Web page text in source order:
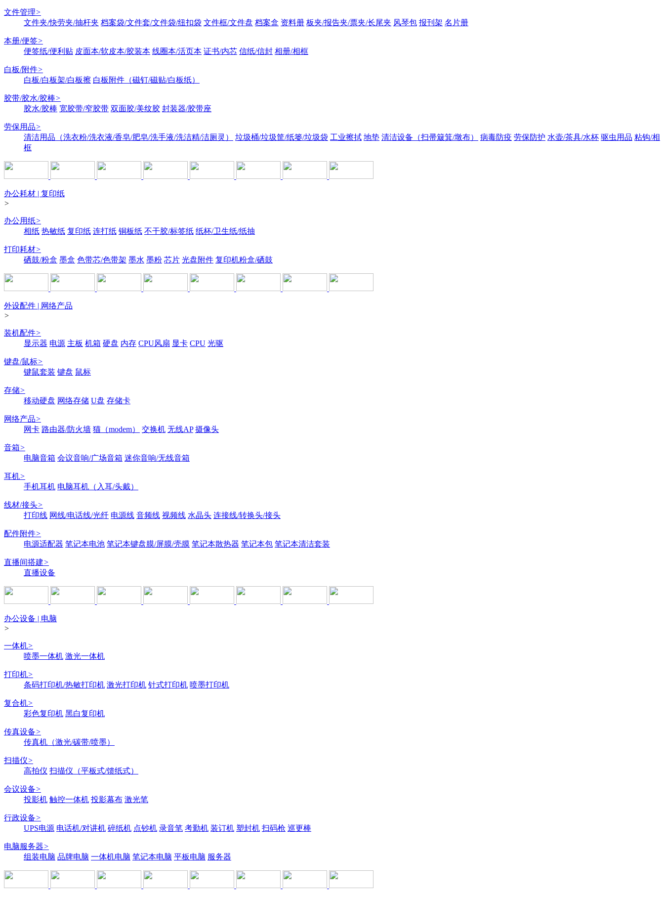
文件管理>
文件夹/快劳夹/抽杆夹 档案袋/文件套/文件袋/纽扣袋 文件框/文件盘 档案盒 资料册 板夹/报告夹/票夹/长尾夹 风琴包 报刊架 名片册
本册/便签>
便签纸/便利贴 皮面本/软皮本/胶装本 线圈本/活页本 证书/内芯 信纸/信封 相册/相框
白板/附件>
白板/白板架/白板擦 白板附件（磁钉/磁贴/白板纸）
胶带/胶水/胶棒>
胶水/胶棒 宽胶带/窄胶带 双面胶/美纹胶 封装器/胶带座
劳保用品>
清洁用品（洗衣粉/洗衣液/香皂/肥皂/洗手液/洗洁精/洁厕灵）
垃圾桶/垃圾筐/纸篓/垃圾袋 工业擦拭 地垫 清洁设备（扫帚簸箕/墩布） 病毒防疫 劳保防护 水壶/茶具/水杯 驱虫用品 粘钩/相
框
办公耗材 | 复印纸
>
办公用纸>
相纸 热敏纸 复印纸 连打纸 铜板纸 不干胶/标签纸 纸杯/卫生纸/纸抽
打印耗材>
硒鼓/粉盒 墨盒 色带芯/色带架 墨水 墨粉 芯片 光盘附件 复印机粉盒/硒鼓
外设配件 | 网络产品
>
装机配件>
显示器 电源 主板 机箱 硬盘 内存 CPU风扇 显卡 CPU 光驱
键盘/鼠标>
键鼠套装 键盘 鼠标
存储>
移动硬盘 网络存储 U盘 存储卡
网络产品>
网卡 路由器/防火墙 猫（modem） 交换机 无线AP 摄像头
音箱>
电脑音箱 会议音响/广场音箱 迷你音响/无线音箱
耳机>
手机耳机 电脑耳机（入耳/头戴）
线材/接头>
打印线 网线/电话线/光纤 电源线 音频线 视频线 水晶头 连接线/转换头/接头
配件附件>
电源适配器 笔记本电池 笔记本键盘膜/屏膜/壳膜 笔记本散热器 笔记本包 笔记本清洁套装
直播间搭建>
直播设备
办公设备 | 电脑
>
一体机>
喷墨一体机 激光一体机
打印机>
条码打印机/热敏打印机 激光打印机 针式打印机 喷墨打印机
复合机>
彩色复印机 黑白复印机
传真设备>
传真机（激光/碳带/喷墨）
扫描仪>
高拍仪 扫描仪（平板式/馈纸式）
会议设备>
投影机 触控一体机 投影幕布 激光笔
行政设备>
UPS电源 电话机/对讲机 碎纸机 点钞机 录音笔 考勤机 装订机 塑封机 扫码枪 巡更棒
电脑服务器>
组装电脑 品牌电脑 一体机电脑 笔记本电脑 平板电脑 服务器